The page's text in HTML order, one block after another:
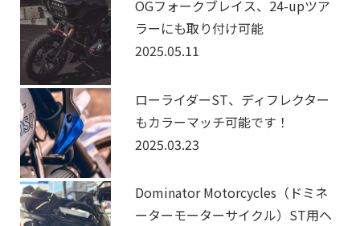
OGフォークブレイス、24-upツア
ラーにも取り付け可能
2025.05.11
ローライダーST、ディフレクター
もカラーマッチ可能です！
2025.03.23
Dominator Motorcycles（ドミネ
ーターモーターサイクル）ST用ヘ